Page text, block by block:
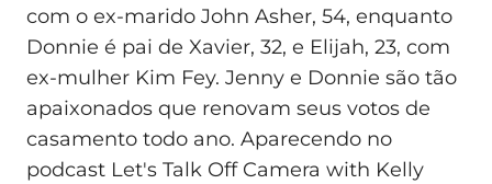
com o ex-marido John Asher, 54, enquanto
Donnie é pai de Xavier, 32, e Elijah, 23, com
ex-mulher Kim Fey. Jenny e Donnie são tão
apaixonados que renovam seus votos de
casamento todo ano. Aparecendo no
podcast Let's Talk Off Camera with Kelly